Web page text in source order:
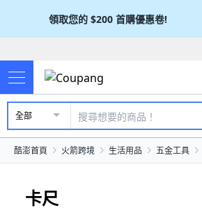
領取您的 $200 首購優惠卷!
全部
酷澎首頁 火箭跨境 生活用品 五金工具
卡尺